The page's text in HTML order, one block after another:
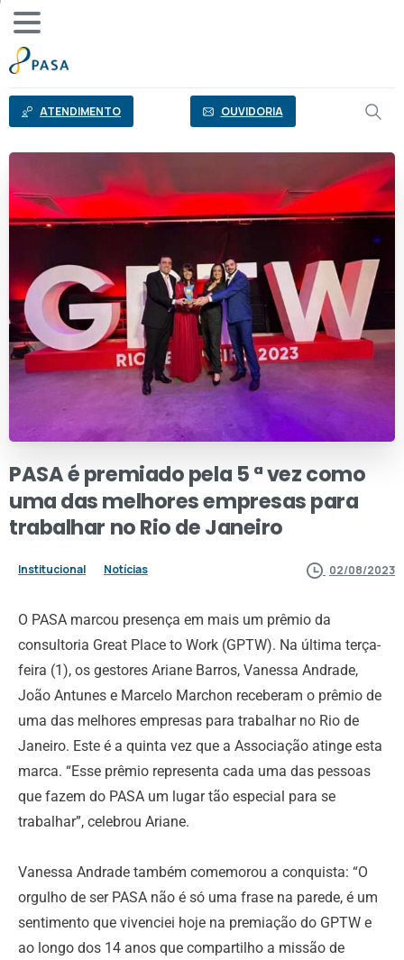
conteúdo
ATENDIMENTO OUVIDORIA
PASAépremiadopela 5ªvezcomo
umadasmelhoresempresaspara
trabalhar noRiodeJaneiro
Institucional Notícias 02/08/2023
O PASA marcou presença em mais um prêmio da
consultoria Great Place to Work (GPTW). Na última terça-
feira (1), os gestores Ariane Barros, Vanessa Andrade,
João Antunes e Marcelo Marchon receberam o prêmio de
uma das melhores empresas para trabalhar no Rio de
Janeiro. Este é a quinta vez que a Associação atinge esta
marca. “Esse prêmio representa cada uma das pessoas
que fazem do PASA um lugar tão especial para se
trabalhar”, celebrou Ariane.
Vanessa Andrade também comemorou a conquista: “O
orgulho de ser PASA não é só uma frase na parede, é um
sentimento que vivenciei hoje na premiação do GPTW e
ao longo dos 14 anos que compartilho a missão de